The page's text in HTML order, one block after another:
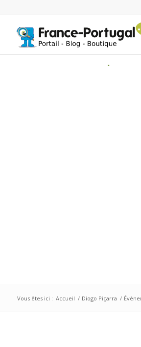
Vous êtes ici : Accueil / Diogo Piçarra /